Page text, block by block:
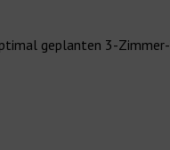
geplanten 3-